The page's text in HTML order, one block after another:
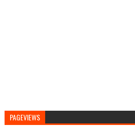
PAGEVIEWS